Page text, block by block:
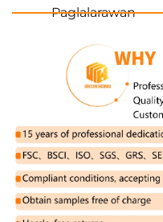
Paglalarawan